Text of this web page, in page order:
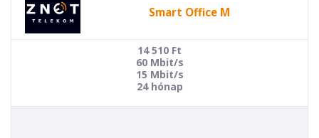
Smart Office M
14 510 Ft
60 Mbit/s
15 Mbit/s
24 hónap